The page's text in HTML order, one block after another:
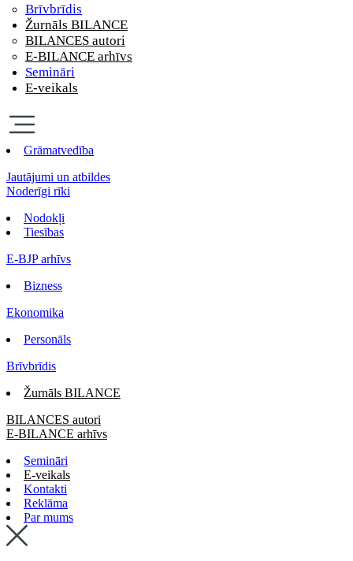
Brīvbrīdis
Žurnāls BILANCE
BILANCES autori
E-BILANCE arhīvs
Semināri
E-veikals
Grāmatvedība
Jautājumi un atbildes
Noderīgi rīki
Nodokļi
Tiesības
E-BJP arhīvs
Bizness
Ekonomika
Personāls
Brīvbrīdis
Žurnāls BILANCE
BILANCES autori
E-BILANCE arhīvs
Semināri
E-veikals
Kontakti
Reklāma
Par mums